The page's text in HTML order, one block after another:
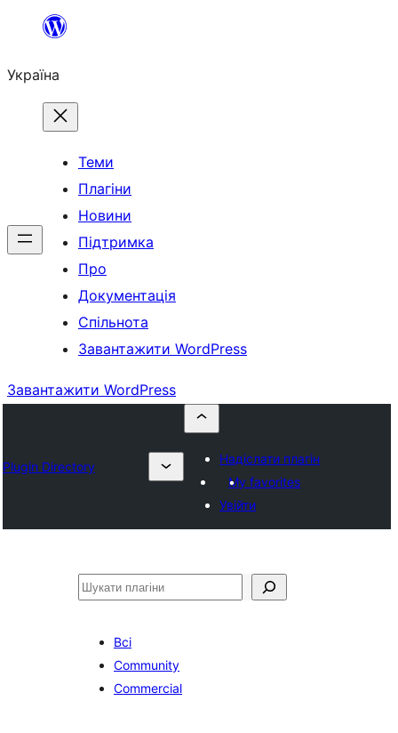
Перейти
вмісту
Україна
Теми
Плагіни
Новини
Підтримка
Про
Документація
Спільнота
Завантажити WordPress
Завантажити WordPress
Plugin Directory
Надіслати плагін
My favorites
Увійти
Пошук
Всі
Community
Commercial